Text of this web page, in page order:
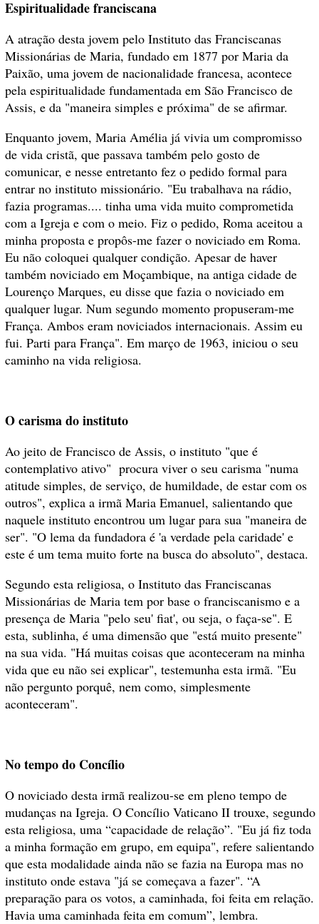
Espiritualidade franciscana
A atração desta jovem pelo Instituto das Franciscanas
Missionárias de Maria, fundado em 1877 por Maria da
Paixão, uma jovem de nacionalidade francesa, acontece
pela espiritualidade fundamentada em São Francisco de
Assis, e da "maneira simples e próxima" de se afirmar.
Enquanto jovem, Maria Amélia já vivia um compromisso
de vida cristã, que passava também pelo gosto de
comunicar, e nesse entretanto fez o pedido formal para
entrar no instituto missionário. "Eu trabalhava na rádio,
fazia programas.... tinha uma vida muito comprometida
com a Igreja e com o meio. Fiz o pedido, Roma aceitou a
minha proposta e propôs-me fazer o noviciado em Roma.
Eu não coloquei qualquer condição. Apesar de haver
também noviciado em Moçambique, na antiga cidade de
Lourenço Marques, eu disse que fazia o noviciado em
qualquer lugar. Num segundo momento propuseram-me
França. Ambos eram noviciados internacionais. Assim eu
fui. Parti para França". Em março de 1963, iniciou o seu
caminho na vida religiosa.
O carisma do instituto
Ao jeito de Francisco de Assis, o instituto "que é
contemplativo ativo" procura viver o seu carisma "numa
atitude simples, de serviço, de humildade, de estar com os
outros", explica a irmã Maria Emanuel, salientando que
naquele instituto encontrou um lugar para sua "maneira de
ser". "O lema da fundadora é 'a verdade pela caridade' e
este é um tema muito forte na busca do absoluto", destaca.
Segundo esta religiosa, o Instituto das Franciscanas
Missionárias de Maria tem por base o franciscanismo e a
presença de Maria "pelo seu' fiat', ou seja, o faça-se". E
esta, sublinha, é uma dimensão que "está muito presente"
na sua vida. "Há muitas coisas que aconteceram na minha
vida que eu não sei explicar", testemunha esta irmã. "Eu
não pergunto porquê, nem como, simplesmente
aconteceram".
No tempo do Concílio
O noviciado desta irmã realizou-se em pleno tempo de
mudanças na Igreja. O Concílio Vaticano II trouxe, segundo
esta religiosa, uma “capacidade de relação”. "Eu já fiz toda
a minha formação em grupo, em equipa", refere salientando
que esta modalidade ainda não se fazia na Europa mas no
instituto onde estava "já se começava a fazer". “A
preparação para os votos, a caminhada, foi feita em relação.
Havia uma caminhada feita em comum”, lembra.